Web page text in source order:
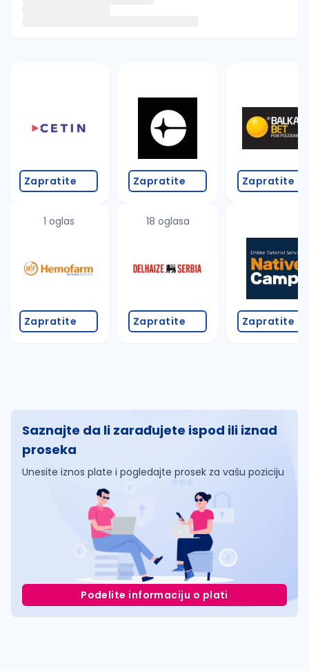
proverite pravopisne greške (koristite č, ć, š, đ,
povećajte radijus za odabrani grad
promenite odabrane filtere pretrage
Zapratite
1 oglas
Zapratite
Zapratite
18 oglasa
Zapratite
Zapratite
Zapratite
Saznajte da li zarađujete ispod ili iznad
proseka
Unesite iznos plate i pogledajte prosek za vašu poziciju
Podelite informaciju o plati